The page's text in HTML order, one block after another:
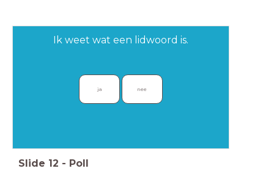
Ik weet wat een lidwoord is.
ja nee
Slide 12 - Poll